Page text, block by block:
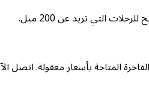
التي تزيد عن 200 ميل.
المتاحة بأسعار معقولة. اتصل